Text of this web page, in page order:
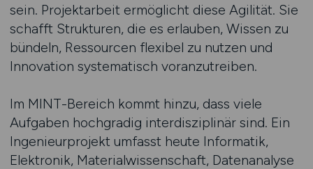
sein. Projektarbeit ermöglicht diese Agilität. Sie
schafft Strukturen, die es erlauben, Wissen zu
bündeln, Ressourcen flexibel zu nutzen und
Innovation systematisch voranzutreiben.
Im MINT-Bereich kommt hinzu, dass viele
Aufgaben hochgradig interdisziplinär sind. Ein
Ingenieurprojekt umfasst heute Informatik,
Elektronik, Materialwissenschaft, Datenanalyse